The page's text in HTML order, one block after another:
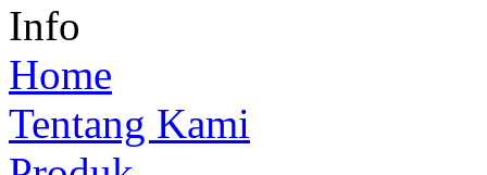
Info
Home
Tentang Kami